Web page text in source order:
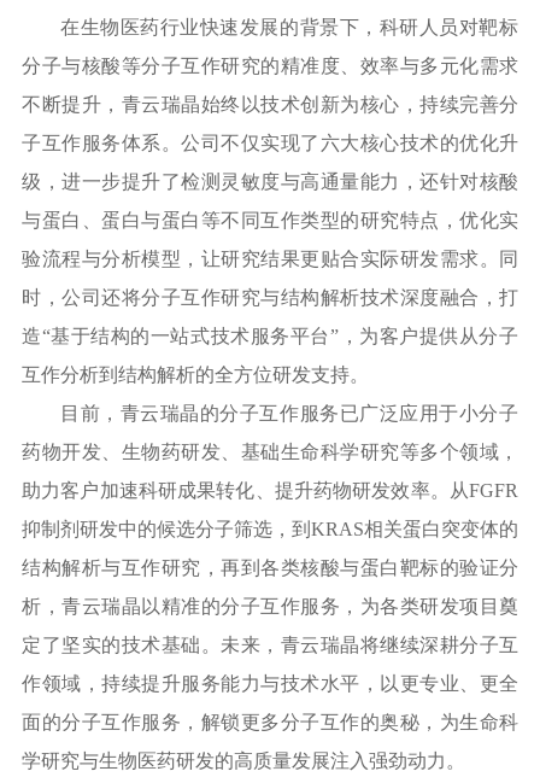
在生物医药行业快速发展的背景下，科研人员对靶标
分子与核酸等分子互作研究的精准度、效率与多元化需求
不断提升，青云瑞晶始终以技术创新为核心，持续完善分
子互作服务体系。公司不仅实现了六大核心技术的优化升
级，进一步提升了检测灵敏度与高通量能力，还针对核酸
与蛋白、蛋白与蛋白等不同互作类型的研究特点，优化实
验流程与分析模型，让研究结果更贴合实际研发需求。同
时，公司还将分子互作研究与结构解析技术深度融合，打
造“基于结构的一站式技术服务平台”，为客户提供从分子
互作分析到结构解析的全方位研发支持。
目前，青云瑞晶的分子互作服务已广泛应用于小分子
药物开发、生物药研发、基础生命科学研究等多个领域，
助力客户加速科研成果转化、提升药物研发效率。从FGFR
抑制剂研发中的候选分子筛选，到KRAS相关蛋白突变体的
结构解析与互作研究，再到各类核酸与蛋白靶标的验证分
析，青云瑞晶以精准的分子互作服务，为各类研发项目奠
定了坚实的技术基础。未来，青云瑞晶将继续深耕分子互
作领域，持续提升服务能力与技术水平，以更专业、更全
面的分子互作服务，解锁更多分子互作的奥秘，为生命科
学研究与生物医药研发的高质量发展注入强劲动力。